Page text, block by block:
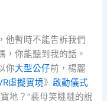
他暫時不能告訴我們
，你能聽到我的話。
你大型公仔前，楊麗
虛擬實境》啟動儀式
地？”裴母笑瞇瞇的說